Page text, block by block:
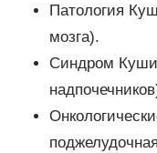
Патология
мозга).
Синдром